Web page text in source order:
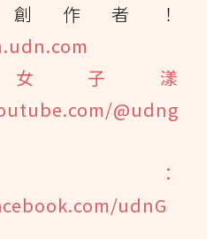
作者！
子漾
@udng
：
udnG